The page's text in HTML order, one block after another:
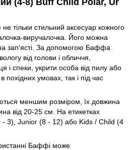
тільки стильний аксесуар кожного
виручалочка. Його можна
зап'ясті. За допомогою Баффа
від голови і обличчя,
і спеки, укрити особа від пилу або
похідних умовах, так і під час
меншим розміром, їх довжина
від 20-25 см. На етикетках
- 3), Junior (8 - 12) або Kids / Child (4
Баффі може